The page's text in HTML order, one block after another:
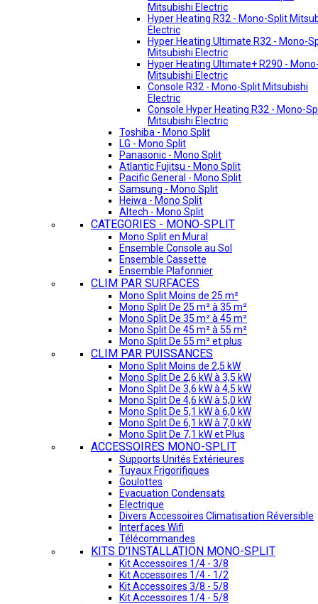
Mitsubishi Electric
Hyper Heating R32 - Mono-Split
Electric
Hyper Heating Ultimate R32 - Mono-
Mitsubishi Electric
Hyper Heating Ultimate+ R290 -
Mitsubishi Electric
Console R32 - Mono-Split Mitsubishi
Electric
Console Hyper Heating R32 - Mono-
Mitsubishi Electric
Toshiba - Mono Split
LG - Mono Split
Panasonic - Mono Split
Atlantic Fujitsu - Mono Split
Pacific General - Mono Split
Samsung - Mono Split
Heiwa - Mono Split
Altech - Mono Split
CATEGORIES - MONO-SPLIT
Mono Split en Mural
Ensemble Console au Sol
Ensemble Cassette
Ensemble Plafonnier
CLIM PAR SURFACES
Mono Split Moins de 25 m²
Mono Split De 25 m² à 35 m²
Mono Split De 35 m² à 45 m²
Mono Split De 45 m² à 55 m²
Mono Split De 55 m² et plus
CLIM PAR PUISSANCES
Mono Split Moins de 2,5 kW
Mono Split De 2,6 kW à 3,5 kW
Mono Split De 3,6 kW à 4,5 kW
Mono Split De 4,6 kW à 5,0 kW
Mono Split De 5,1 kW à 6,0 kW
Mono Split De 6,1 kW à 7,0 kW
Mono Split De 7,1 kW et Plus
ACCESSOIRES MONO-SPLIT
Supports Unités Extérieures
Tuyaux Frigorifiques
Goulottes
Evacuation Condensats
Electrique
Divers Accessoires Climatisation Réversible
Interfaces Wifi
Télécommandes
KITS D'INSTALLATION MONO-SPLIT
Kit Accessoires 1/4 - 3/8
Kit Accessoires 1/4 - 1/2
Kit Accessoires 3/8 - 5/8
Kit Accessoires 1/4 - 5/8